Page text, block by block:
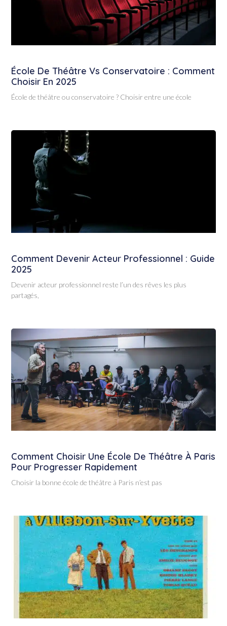
École De Théâtre Vs Conservatoire : Comment
Choisir En 2025
École de théâtre ou conservatoire ? Choisir entre une école
Comment Devenir Acteur Professionnel : Guide
2025
Devenir acteur professionnel reste l’un des rêves les plus
partagés,
Comment Choisir Une École De Théâtre À Paris
Pour Progresser Rapidement
Choisir la bonne école de théâtre à Paris n’est pas